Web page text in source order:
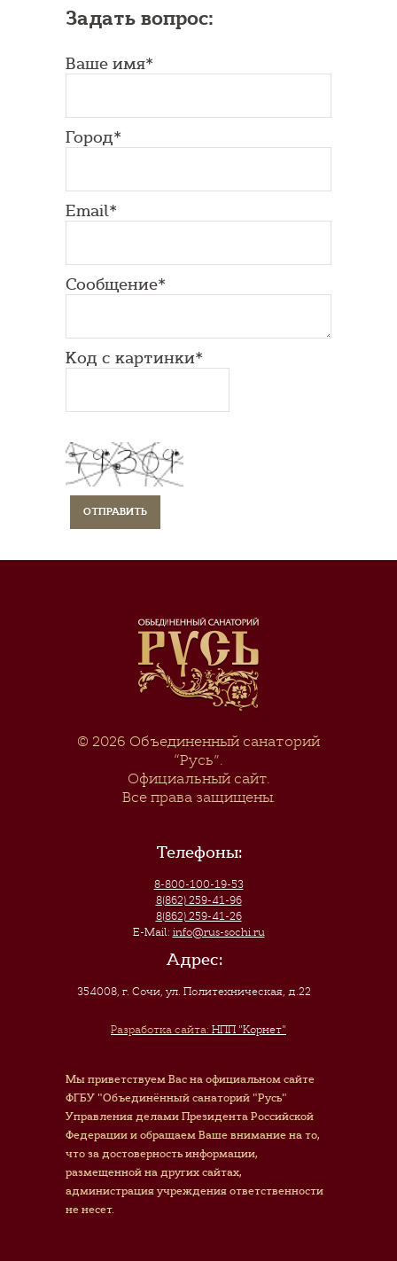
Задать вопрос:
Ваше имя*
Город*
Email*
Сообщение*
Код с картинки*
© 2026 Объединенный санаторий
“Русь”.
Официальный сайт.
Все права защищены.
Телефоны:
8-800-100-19-53
8(862) 259-41-96
8(862) 259-41-26
E-Mail: info@rus-sochi.ru
Адрес:
354008, г. Сочи,ул. Политехническая, д.22
Разработка сайта: НПП "Корнет"
Мы приветствуем Вас на официальном сайте
ФГБУ "Объединённый санаторий "Русь"
Управления делами Президента Российской
Федерации и обращаем Ваше внимание на то,
что за достоверность информации,
размещенной на других сайтах,
администрация учреждения ответственности
не несет.